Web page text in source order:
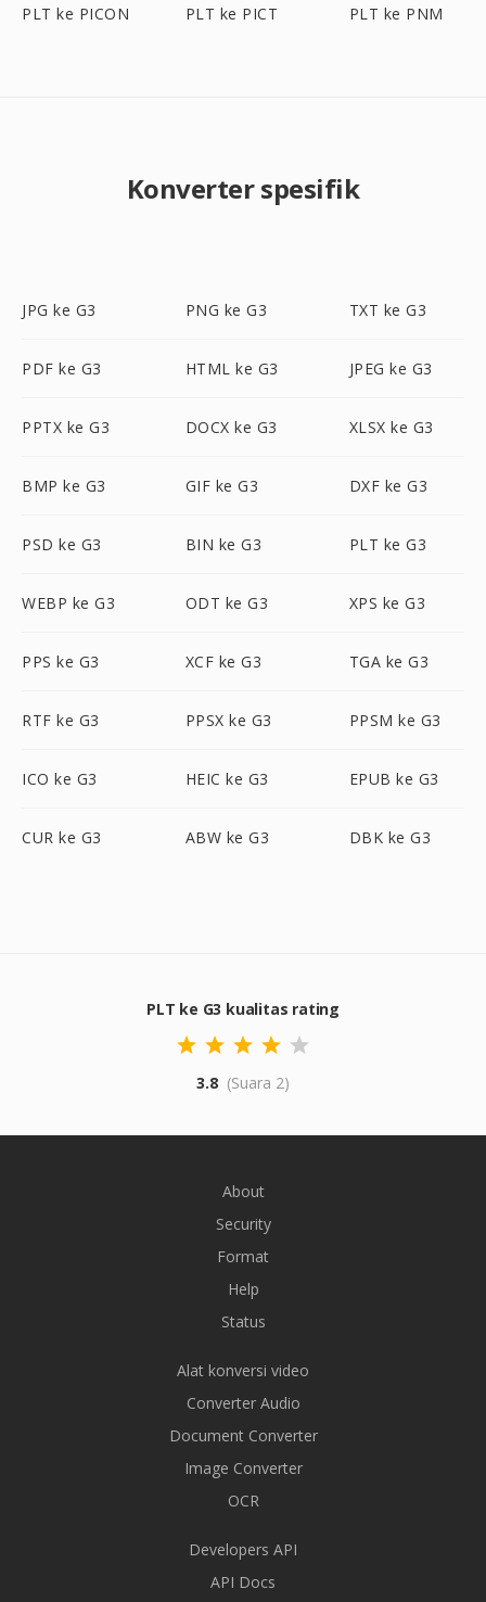
PLT ke PICON PLT ke PICT PLT ke PNM
Konverter spesifik
JPG ke G3 PNG ke G3 TXT ke G3
PDF ke G3 HTML ke G3 JPEG ke G3
PPTX ke G3 DOCX ke G3 XLSX ke G3
BMP ke G3 GIF ke G3 DXF ke G3
PSD ke G3 BIN ke G3 PLT ke G3
WEBP ke G3 ODT ke G3 XPS ke G3
PPS ke G3 XCF ke G3 TGA ke G3
RTF ke G3 PPSX ke G3 PPSM ke G3
ICO ke G3 HEIC ke G3 EPUB ke G3
CUR ke G3 ABW ke G3 DBK ke G3
PLT ke G3 kualitas rating
3.8 (Suara 2)
About
Security
Format
Help
Status
Alat konversi video
Converter Audio
Document Converter
Image Converter
OCR
Developers API
API Docs